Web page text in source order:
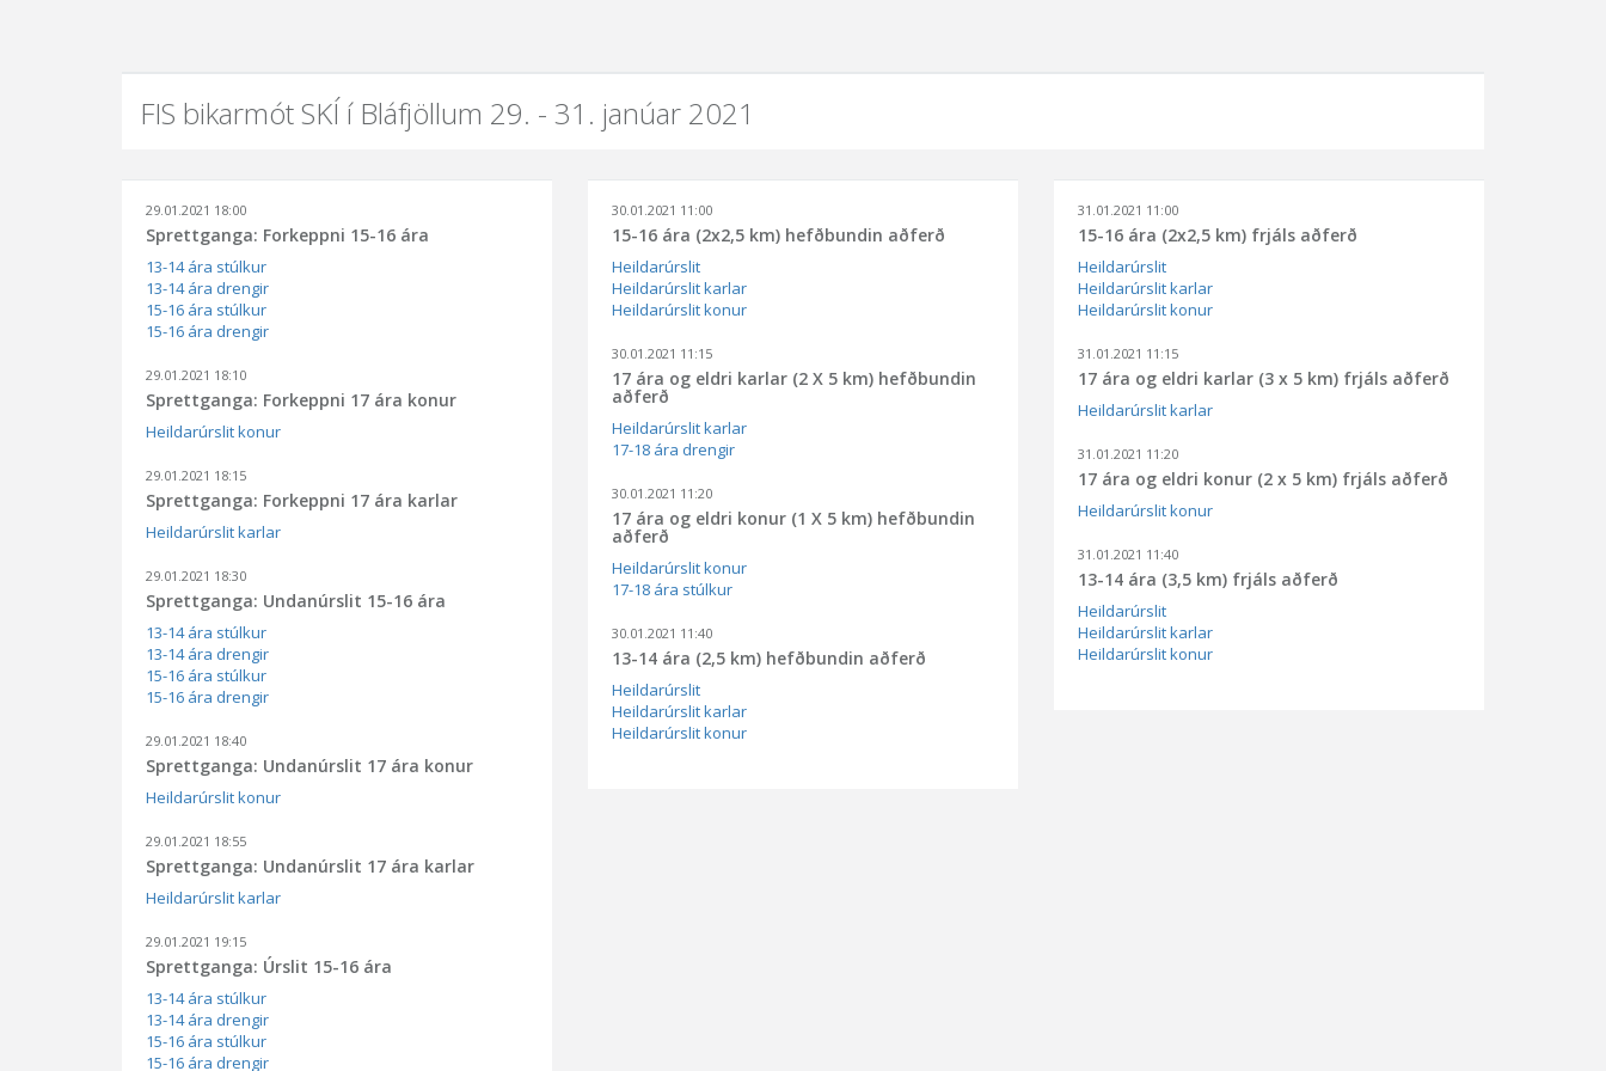
FIS bikarmót SKÍ í Bláfjöllum 29. - 31. janúar 2021
29.01.2021 18:00
Sprettganga: Forkeppni 15-16 ára
13-14 ára stúlkur
13-14 ára drengir
15-16 ára stúlkur
15-16 ára drengir
29.01.2021 18:10
Sprettganga: Forkeppni 17 ára konur
Heildarúrslit konur
29.01.2021 18:15
Sprettganga: Forkeppni 17 ára karlar
Heildarúrslit karlar
29.01.2021 18:30
Sprettganga: Undanúrslit 15-16 ára
13-14 ára stúlkur
13-14 ára drengir
15-16 ára stúlkur
15-16 ára drengir
29.01.2021 18:40
Sprettganga: Undanúrslit 17 ára konur
Heildarúrslit konur
29.01.2021 18:55
Sprettganga: Undanúrslit 17 ára karlar
Heildarúrslit karlar
29.01.2021 19:15
Sprettganga: Úrslit 15-16 ára
13-14 ára stúlkur
13-14 ára drengir
15-16 ára stúlkur
15-16 ára drengir
30.01.2021 11:00
15-16 ára (2x2,5 km) hefðbundin aðferð
Heildarúrslit
Heildarúrslit karlar
Heildarúrslit konur
30.01.2021 11:15
17 ára og eldri karlar (2 X 5 km) hefðbundin
aðferð
Heildarúrslit karlar
17-18 ára drengir
30.01.2021 11:20
17 ára og eldri konur (1 X 5 km) hefðbundin
aðferð
Heildarúrslit konur
17-18 ára stúlkur
30.01.2021 11:40
13-14 ára (2,5 km) hefðbundin aðferð
Heildarúrslit
Heildarúrslit karlar
Heildarúrslit konur
31.01.2021 11:00
15-16 ára (2x2,5 km) frjáls aðferð
Heildarúrslit
Heildarúrslit karlar
Heildarúrslit konur
31.01.2021 11:15
17 ára og eldri karlar (3 x 5 km) frjáls aðferð
Heildarúrslit karlar
31.01.2021 11:20
17 ára og eldri konur (2 x 5 km) frjáls aðferð
Heildarúrslit konur
31.01.2021 11:40
13-14 ára (3,5 km) frjáls aðferð
Heildarúrslit
Heildarúrslit karlar
Heildarúrslit konur